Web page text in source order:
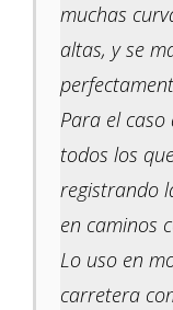
muchas
altas, y se
Para el
todos los
registrando
en caminos
Lo uso en
carretera